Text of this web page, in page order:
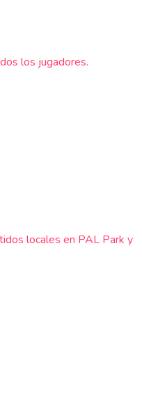
los jugadores.
locales en PAL Park y